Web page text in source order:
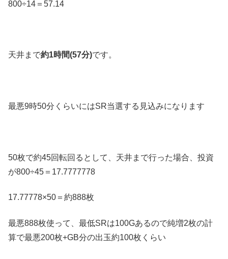
800÷14＝57.14
天井まで約1時間(57分)です。
最悪9時50分くらいにはSR当選する見込みになります
50枚で約45回転回るとして、天井まで行った場合、投資
が800÷45＝17.7777778
17.77778×50＝約888枚
最悪888枚使って、最低SRは100Gあるので純増2枚の計
算で最悪200枚+GB分の出玉約100枚くらい